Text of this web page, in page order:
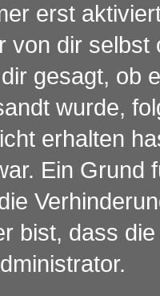
erst
von dir selbst
gesagt, ob
wurde,
erhalten
Ein Grund
bist, dass